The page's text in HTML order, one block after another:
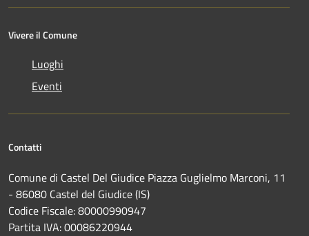
Vivere il Comune
Luoghi
Eventi
Contatti
Comune di Castel Del Giudice Piazza Guglielmo Marconi, 11
- 86080 Castel del Giudice (IS)
Codice Fiscale: 80000990947
Partita IVA: 00086220944